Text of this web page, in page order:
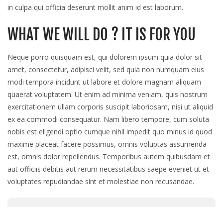
in culpa qui officia deserunt mollit anim id est laborum.
WHAT WE WILL DO ? IT IS FOR YOU
Neque porro quisquam est, qui dolorem ipsum quia dolor sit
amet, consectetur, adipisci velit, sed quia non numquam eius
modi tempora incidunt ut labore et dolore magnam aliquam
quaerat voluptatem. Ut enim ad minima veniam, quis nostrum
exercitationem ullam corporis suscipit laboriosam, nisi ut aliquid
ex ea commodi consequatur. Nam libero tempore, cum soluta
nobis est eligendi optio cumque nihil impedit quo minus id quod
maxime placeat facere possimus, omnis voluptas assumenda
est, omnis dolor repellendus. Temporibus autem quibusdam et
aut officiis debitis aut rerum necessitatibus saepe eveniet ut et
voluptates repudiandae sint et molestiae non recusandae.